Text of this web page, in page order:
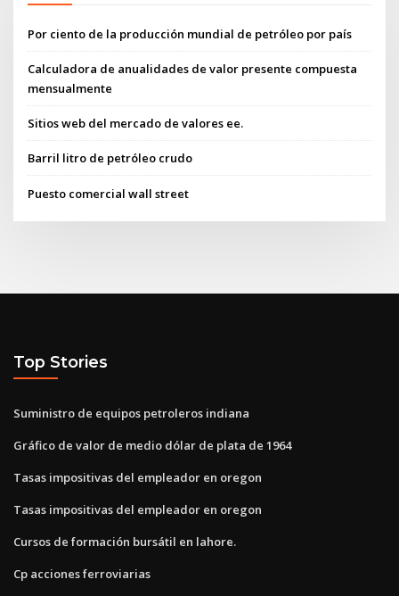
Por ciento de la producción mundial de petróleo por país
Calculadora de anualidades de valor presente compuesta
mensualmente
Sitios web del mercado de valores ee.
Barril litro de petróleo crudo
Puesto comercial wall street
Top Stories
Suministro de equipos petroleros indiana
Gráfico de valor de medio dólar de plata de 1964
Tasas impositivas del empleador en oregon
Tasas impositivas del empleador en oregon
Cursos de formación bursátil en lahore.
Cp acciones ferroviarias